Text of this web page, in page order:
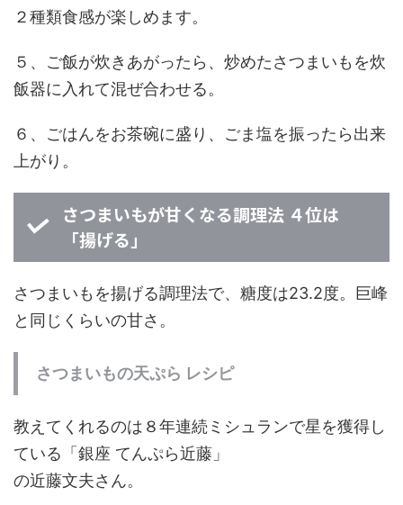
２種類食感が楽しめます。
５、ご飯が炊きあがったら、炒めたさつまいもを炊
飯器に入れて混ぜ合わせる。
６、ごはんをお茶碗に盛り、ごま塩を振ったら出来
上がり。
さつまいもが甘くなる調理法 ４位は
「揚げる」
さつまいもを揚げる調理法で、糖度は23.2度。巨峰
と同じくらいの甘さ。
さつまいもの天ぷら レシピ
教えてくれるのは８年連続ミシュランで星を獲得し
ている「銀座 てんぷら近藤」
の近藤文夫さん。